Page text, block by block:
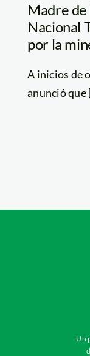
Madre de
Nacional
por la
A inicios de
anunció que
Un